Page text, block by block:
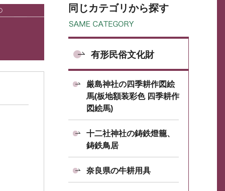
同じカテゴリから探す
有形民俗文化財
厳島神社の四季耕作図絵
馬(板地額装彩色 四季耕作
図絵馬)
十二社神社の鋳鉄燈籠、
鋳鉄鳥居
奈良県の牛耕用具